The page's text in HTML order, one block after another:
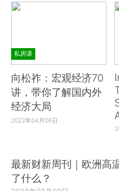
私房课
向松祚：宏观经济70
讲，带你了解国内外
经济大局
2022年04月06日
最新财新周刊｜欧洲高
了什么？